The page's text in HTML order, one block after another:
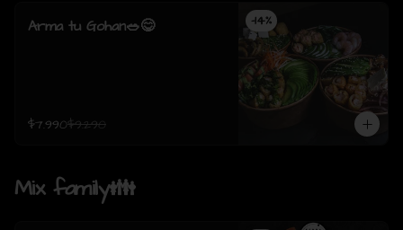
-14%
Arma tu Gohan🥗😋
$7.990$9.290
Mix family👪